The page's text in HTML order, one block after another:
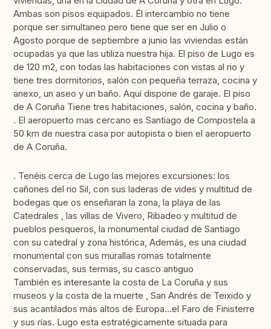
Ambas son pisos equipados. Él intercambio no tiene
porque ser simultaneo pero tiene que ser en Julio o
Agosto porque de septiembre a junio las viviendas están
ocupadas ya que las utiliza nuestra hija. El piso de Lugo es
de 120 m2, con todas las habitaciones con vistas al rio y
tiene tres dormitorios, salón con pequeña terraza, cocina y
anexo, un aseo y un baño. Aquí dispone de garaje. El piso
de A Coruña Tiene tres habitaciones, salón, cocina y baño.
. El aeropuerto mas cercano es Santiago de Compostela a
50 km de nuestra casa por autopista o bien el aeropuerto
de A Coruña.
. Tenéis cerca de Lugo las mejores excursiones: los
cañones del rio Sil, con sus laderas de vides y multitud de
bodegas que os enseñaran la zona, la playa de las
Catedrales , las villas de Vivero, Ribadeo y multitud de
pueblos pesqueros, la monumental ciudad de Santiago
con su catedral y zona histórica, Además, es una ciudad
monumental con sus murallas romas totalmente
conservadas, sus termas, su casco antiguo
También es interesante la costa de La Coruña y sus
museos y la costa de la muerte , San Andrés de Teixido y
sus acantilados más altos de Europa...el Faro de Finisterre
y sus rías. Lugo esta estratégicamente situada para